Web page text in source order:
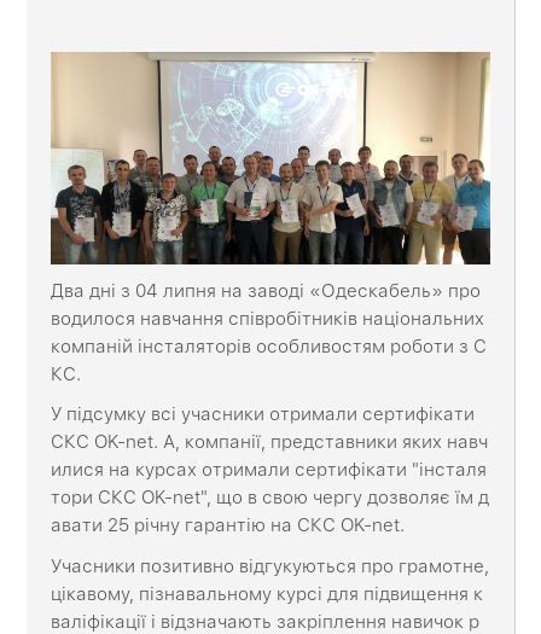
Два дні з 04 липня на заводі «Одескабель» про
водилося навчання співробітників національних
компаній інсталяторів особливостям роботи з С
КС.
У підсумку всі учасники отримали сертифікати
СКС OK-net. А, компанії, представники яких навч
илися на курсах отримали сертифікати "інсталя
тори СКС OK-net", що в свою чергу дозволяє їм д
авати 25 річну гарантію на СКС OK-net.
Учасники позитивно відгукуються про грамотне,
цікавому, пізнавальному курсі для підвищення к
валіфікації і відзначають закріплення навичок р